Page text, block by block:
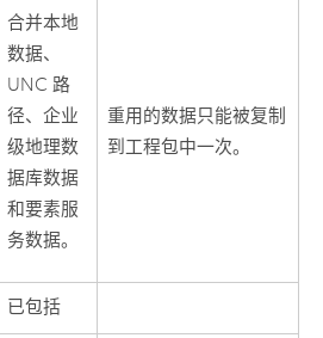
合并本地
数据、
UNC 路
径、企业
级地理数
据库数据
和要素服
务数据。
重用的数据只能被复制
到工程包中一次。
已包括